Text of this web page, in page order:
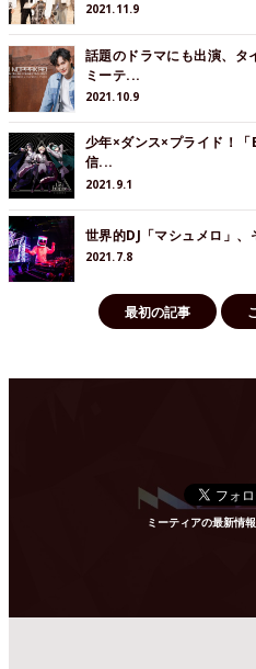
2021.11.9
話題のドラマにも出演、
ミーテ...
2021.10.9
少年×ダンス×プライド！
信...
2021.9.1
世界的DJ「マシュメロ」
2021.7.8
最初の記事
ミーティアの最新情